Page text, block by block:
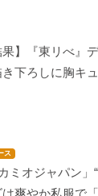
】『東リべ』
下ろしに胸キ
ス
ミオジャパン」
爽やか私服で「